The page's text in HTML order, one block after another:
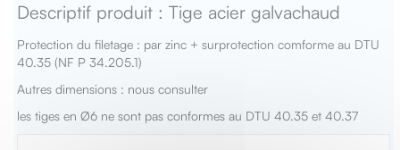
Descriptif produit : Tige acier galvachaud
Protection du filetage : par zinc + surprotection comforme au DTU
40.35 (NF P 34.205.1)
Autres dimensions : nous consulter
les tiges en Ø6 ne sont pas conformes au DTU 40.35 et 40.37